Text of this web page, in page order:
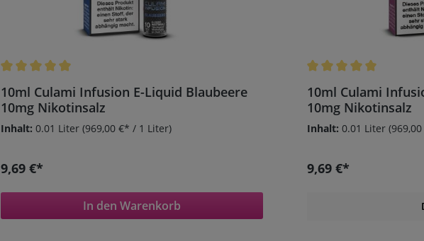
10ml Culami Infusion E-Liquid Blaubeere
10mg Nikotinsalz
Inhalt:0.01 Liter(969,00 €* / 1 Liter)
9,69 €*
In den Warenkorb
10ml Culami
10mg Nikotinsalz
Inhalt: 0.01 Liter
9,69 €*